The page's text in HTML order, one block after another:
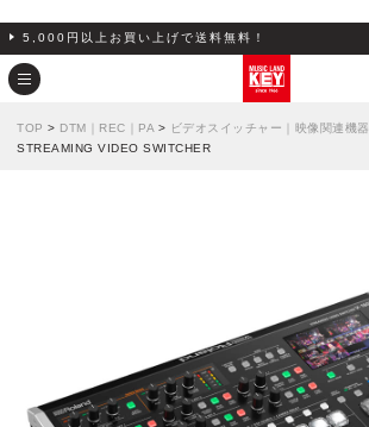
5,000円以上お買い上げで送料無料！
TOP > DTM｜REC｜PA > ビデオスイッチャー｜映像関連機器
STREAMING VIDEO SWITCHER